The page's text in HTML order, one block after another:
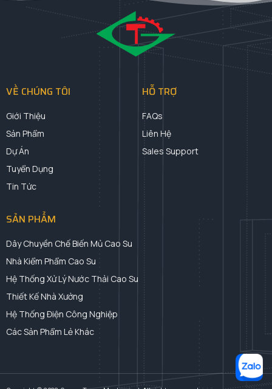
VỀ CHÚNG TÔI
Giới Thiệu
Sản Phẩm
Dự Án
Tuyển Dụng
Tin Tức
HỖ TRỢ
FAQs
Liên Hệ
Sales Support
SẢN PHẨM
Dây Chuyền Chế Biến Mủ Cao Su
Nhà Kiểm Phẩm Cao Su
Hệ Thống Xử Lý Nước Thải Cao Su
Thiết Kế Nhà Xưởng
Hệ Thống Điện Công Nghiệp
Các Sản Phẩm Lẻ Khác